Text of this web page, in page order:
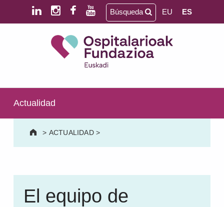
Saltar al contenido principal
Saltar al pie de página
SALUD MENTAL | DISCAPACIDAD INTELECTUAL | NEURORREHABILITACIÓN Y DAÑO CEREBRAL | PERSONA MAYOR
Búsqueda EU ES
Actualidad
> ACTUALIDAD>
El equipo de